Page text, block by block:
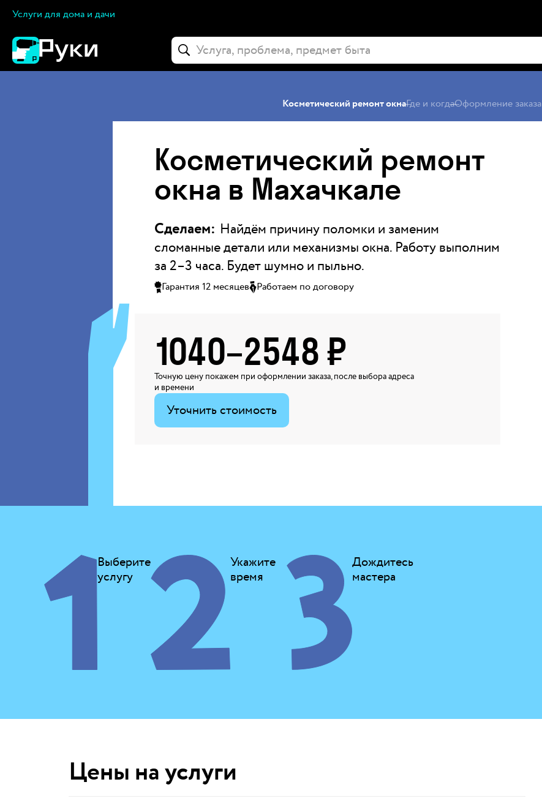
Услуги для дома и дачи
Косметический ремонт окнаГде и когдаОформление заказа
Косметический ремонт
окна в Махачкале
Сделаем: Найдём причину поломки и заменим
сломанные детали или механизмы окна. Работу выполним
за 2–3 часа. Будет шумно и пыльно.
Гарантия 12 месяцев Работаем по договору
1040–2548₽
Точную цену покажем при оформлении заказа, после выбора адреса
и времени
Уточнить стоимость
Выберите
услугу
Укажите
время
Дождитесь
мастера
Цены на услуги